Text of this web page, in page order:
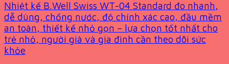
Nhiệt kế B.Well Swiss WT-04 Standard đo nhanh,
dễ dùng, chống nước, độ chính xác cao, đầu mềm
an toàn, thiết kế nhỏ gọn – lựa chọn tốt nhất cho
trẻ nhỏ, người già và gia đình cần theo dõi sức
khỏe